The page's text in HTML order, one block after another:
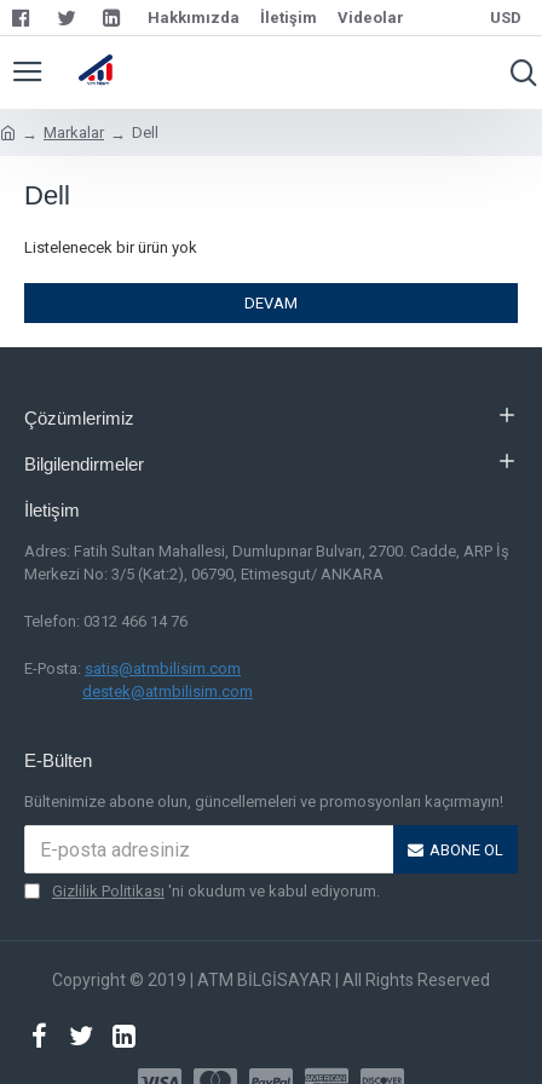
Hakkımızda İletişim Videolar USD
Markalar Dell
Dell
Listelenecek bir ürün yok
DEVAM
Çözümlerimiz
Bilgilendirmeler
İletişim
Adres: Fatih Sultan Mahallesi, Dumlupınar Bulvarı, 2700. Cadde, ARP İş
Merkezi No: 3/5 (Kat:2), 06790, Etimesgut/ ANKARA
Telefon: 0312 466 14 76
E-Posta: satis@atmbilisim.com
destek@atmbilisim.com
E-Bülten
Bültenimize abone olun, güncellemeleri ve promosyonları kaçırmayın!
ABONE OL
Gizlilik Politikası 'ni okudum ve kabul ediyorum.
Copyright © 2019 | ATM BİLGİSAYAR | All Rights Reserved